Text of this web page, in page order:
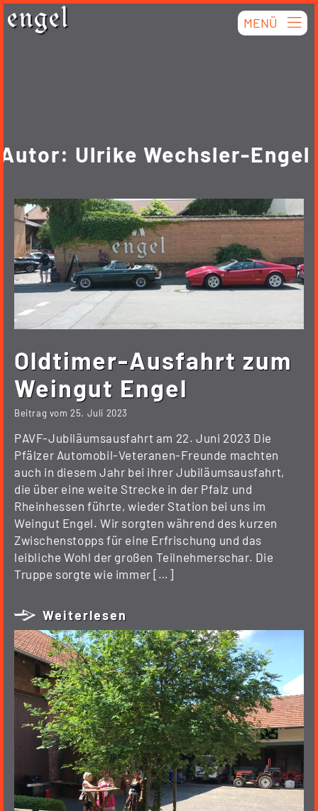
Skip
to
content
engel MENÜ
Autor: Ulrike Wechsler-Engel
Oldtimer-Ausfahrt zum
Weingut Engel
Beitrag vom25. Juli 2023
PAVF-Jubiläumsausfahrt am 22. Juni 2023 Die
Pfälzer Automobil-Veteranen-Freunde machten
auch in diesem Jahr bei ihrer Jubiläumsausfahrt,
die über eine weite Strecke in der Pfalz und
Rheinhessen führte, wieder Station bei uns im
Weingut Engel. Wir sorgten während des kurzen
Zwischenstopps für eine Erfrischung und das
leibliche Wohl der großen Teilnehmerschar. Die
Truppe sorgte wie immer […]
Weiterlesen